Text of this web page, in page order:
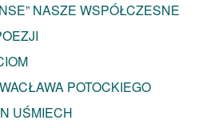
NASZE WSPÓŁCZESNE
POTOCKIEGO
UŚMIECH